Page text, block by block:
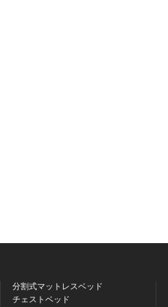
分割式マットレスベッド
チェストベッド